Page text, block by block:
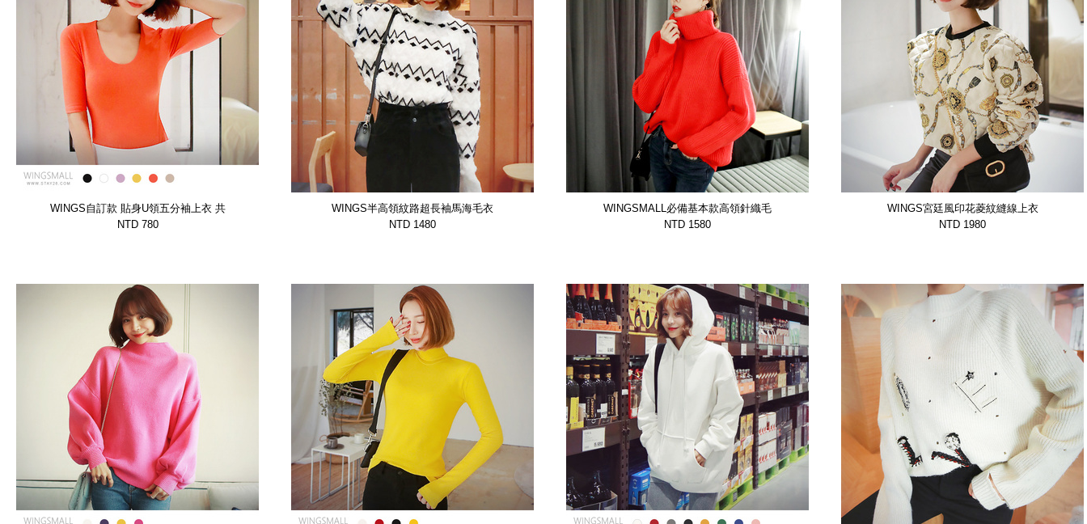
WINGS自訂款 貼身U領五分袖上衣 共
6色【WTSP10540CZWG】
NTD 780
WINGS半高領紋路超長袖馬海毛衣
【WTSP12994DEFD】
NTD 1480
WINGSMALL必備基本款高領針織毛
衣 共2色【GTSP9484BQVJ】
NTD 1580
WINGS宮廷風印花菱紋縫線上衣
【GTSP12674BVST】
NTD 1980